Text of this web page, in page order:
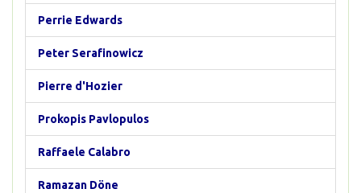
Perrie Edwards
Peter Serafinowicz
Pierre d'Hozier
Prokopis Pavlopulos
Raffaele Calabro
Ramazan Döne